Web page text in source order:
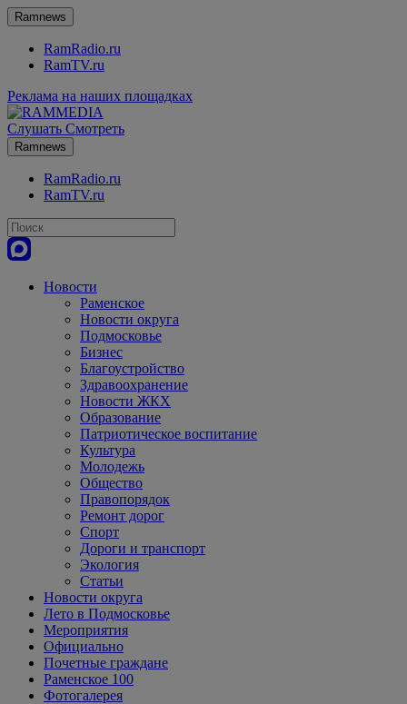
Ramnews
RamRadio.ru
RamTV.ru
Реклама на наших площадках
Слушать Смотреть
Ramnews
RamRadio.ru
RamTV.ru
Новости
Раменское
Новости округа
Подмосковье
Бизнес
Благоустройство
Здравоохранение
Новости ЖКХ
Образование
Патриотическое воспитание
Культура
Молодежь
Общество
Правопорядок
Ремонт дорог
Спорт
Дороги и транспорт
Экология
Статьи
Новости округа
Лето в Подмосковье
Мероприятия
Официально
Почетные граждане
Раменское 100
Фотогалерея